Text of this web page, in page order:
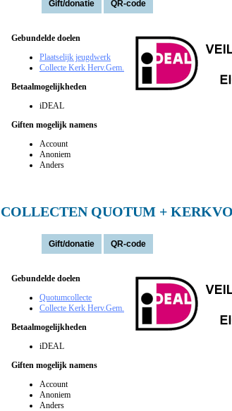
Gebundelde doelen
Plaatselijk jeugdwerk
Collecte Kerk Herv.Gem.
Betaalmogelijkheden
iDEAL
Giften mogelijk namens
Account
Anoniem
Anders
COLLECTEN QUOTUM +
Gebundelde doelen
Quotumcollecte
Collecte Kerk Herv.Gem.
Betaalmogelijkheden
iDEAL
Giften mogelijk namens
Account
Anoniem
Anders